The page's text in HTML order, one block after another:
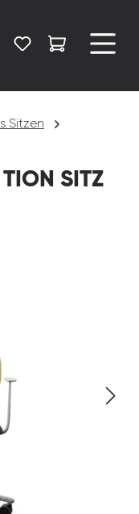
Sitzen
TION SITZ